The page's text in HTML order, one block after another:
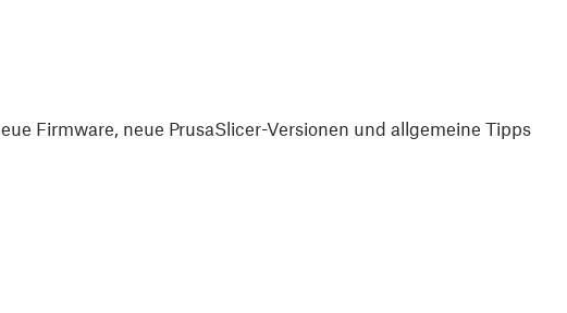
Firmware, neue PrusaSlicer-Versionen und allgemeine Tipps